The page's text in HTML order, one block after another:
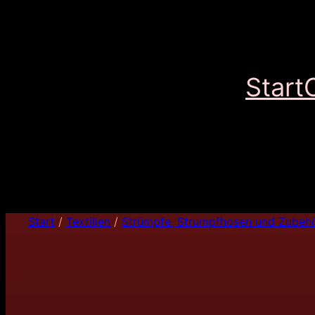
Start
Start / Textilien / Strümpfe, Strumpfhosen und